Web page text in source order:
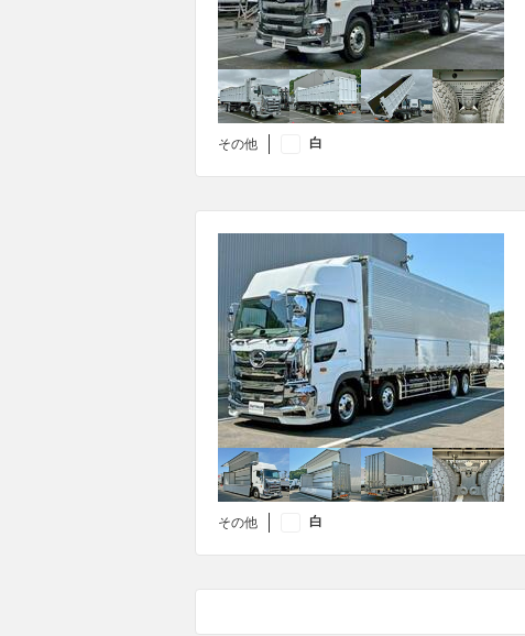
その他 白
その他 白